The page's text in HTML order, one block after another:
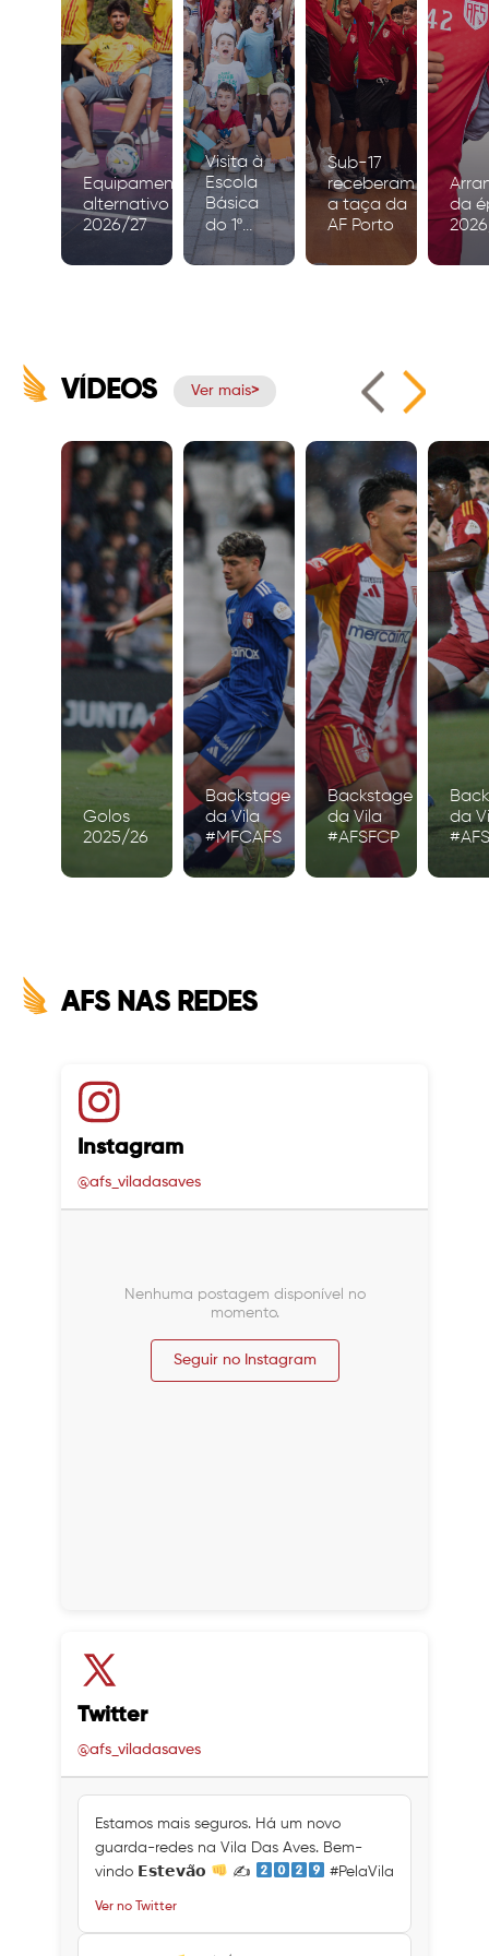
Equipamento
alternativo
2026/27
Visita à
Escola
Básica
do 1º
Ciclo de
Igreja
Sub-17
receberam
a taça da
AF Porto
da
VÍDEOS Ver mais
Golos
2025/26
Backstage
da Vila
#MFCAFS
Backstage
da Vila
#AFSFCP
da
AFS NAS REDES
Instagram
@afs_viladasaves
Nenhuma postagem disponível no
momento.
Seguir no Instagram
Twitter
@afs_viladasaves
Estamos mais seguros. Há um novo
guarda-redes na Vila Das Aves. Bem-
vindo 𝗘𝘀𝘁𝗲𝘃𝗮̃𝗼
✍ #PelaVila
Ver no Twitter